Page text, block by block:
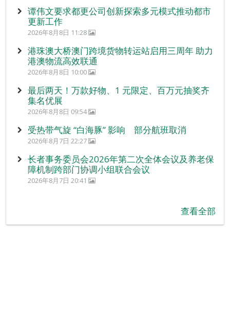
谭伟文要求都更公司创新探索多元模式推动都市
更新工作
2026年8月8日 11:28
港珠澳大桥澳门跨境货物转运站启用三周年 助力
港澳物流高效联通
2026年8月8日 10:00
最后两天！万款好物、1 元限定、百万元抽奖齐
集名优展
2026年8月8日 09:54
受热带气旋 “白海豚” 影响 部分航班取消
2026年8月7日 22:27
长者事务委员会2026年第二次全体会议及养老保
障机制跨部门协调小组联合会议
2026年8月7日 20:41
查看全部